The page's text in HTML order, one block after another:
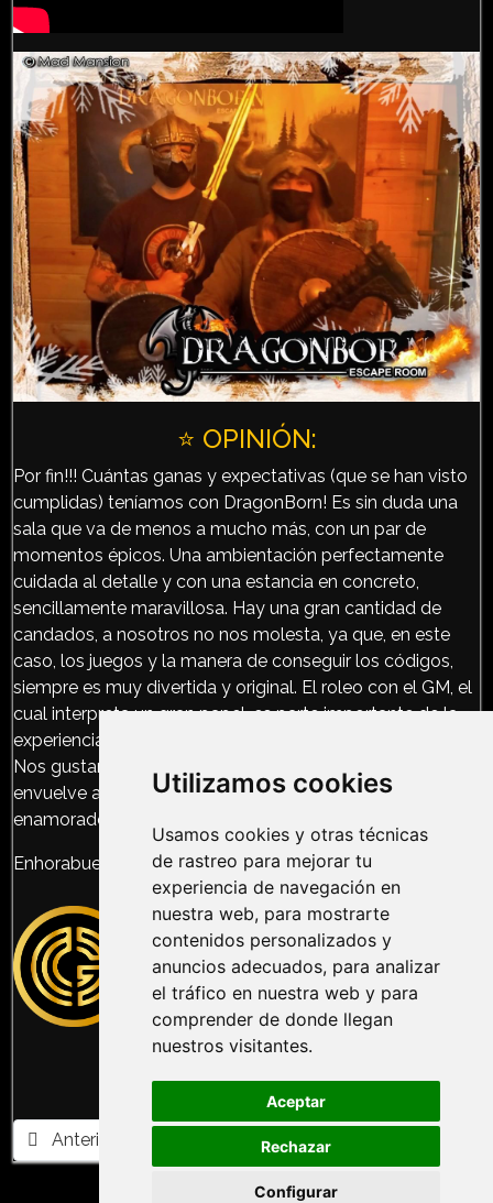
Utilizamos cookies
Usamos cookies y otras técnicas
de rastreo para mejorar tu
experiencia de navegación en
nuestra web, para mostrarte
contenidos personalizados y
anuncios adecuados, para analizar
el tráfico en nuestra web y para
comprender de donde llegan
nuestros visitantes.
Aceptar
Rechazar
Configurar
⭐️ OPINIÓN:
Por fin!!! Cuántas ganas y expectativas (que se han visto
cumplidas) teníamos con DragonBorn! Es sin duda una
sala que va de menos a mucho más, con un par de
momentos épicos. Una ambientación perfectamente
cuidada al detalle y con una estancia en concreto,
sencillamente maravillosa. Hay una gran cantidad de
candados, a nosotros no nos molesta, ya que, en este
caso, los juegos y la manera de conseguir los códigos,
siempre es muy divertida y original. El roleo con el GM, el
cual interpreta un gran papel, es parte importante de la
experiencia y nosotros lo hemos exprimido al máximo!
Nos gustaría también destacar ese “halo mágico” que
envuelve a toda esta historia y que a nosotros nos ha
enamorado.
Enhorabuena!
Artículo anterior: ▷ Escape or Die | TRAS LA CIUDAD
Anterior Artículo siguiente: Mayto Kingdom | LA